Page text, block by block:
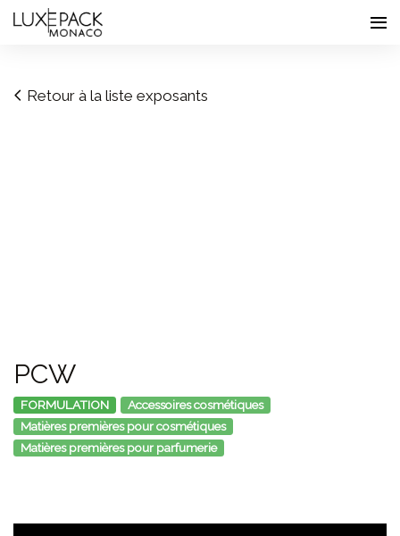
Consent choices
Retour à la liste exposants
PCW
FORMULATION
Accessoires cosmétiques
Matières premières pour cosmétiques
Matières premières pour parfumerie